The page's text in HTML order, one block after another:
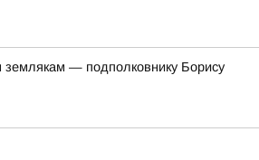
— подполковнику Борису